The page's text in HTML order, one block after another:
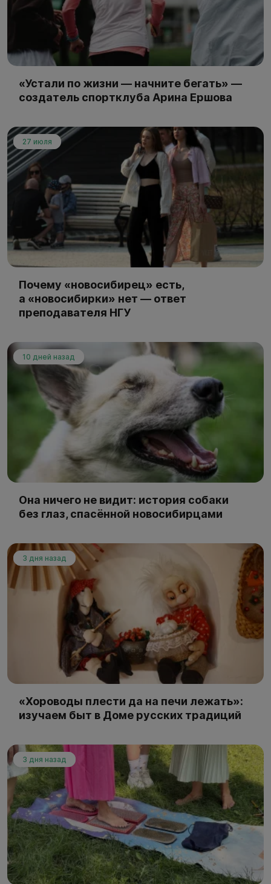
«Устали по жизни — начните бегать» —
создатель спортклуба Арина Ершова
27 июля
Почему «новосибирец» есть,
а «новосибирки» нет — ответ
преподавателя НГУ
10 дней назад
Она ничего не видит: история собаки
без глаз, спасённой новосибирцами
3 дня назад
«Хороводы плести да на печи лежать»:
изучаем быт в Доме русских традиций
3 дня назад